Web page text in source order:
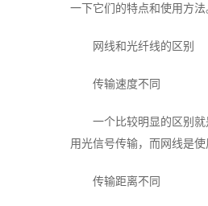
一下它们的特点和使用方法
网线和光纤线的区别
传输速度不同
一个比较明显的区别
用光信号传输，而网线是
传输距离不同